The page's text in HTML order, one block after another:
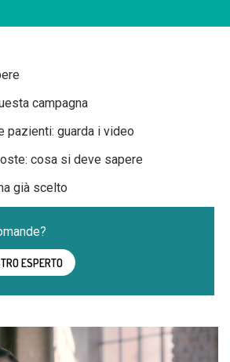
campagna
pazienti: guarda i video
cosa si deve sapere
già scelto
ESPERTO